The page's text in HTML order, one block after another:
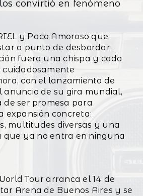
convirtió en fenómeno
y Paco Amoroso que
a punto de desbordar.
fuera una chispa y cada
cuidadosamente
con el lanzamiento de
anuncio de su gira mundial,
de ser promesa para
expansión concreta:
multitudes diversas y una
ya no entra en ninguna
Tour arranca el 14 de
Arena de Buenos Aires y se